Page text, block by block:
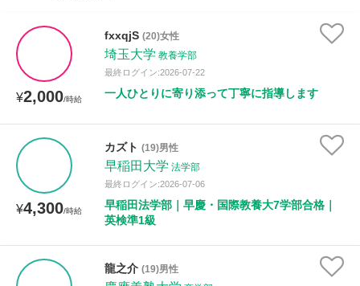
¥2,000/時給
fxxqjS (20)女性
埼玉大学 教養学部
最終ログイン:2026-07-22
一人ひとりに寄り添って丁寧に指導します
¥4,300/時給
カズト (19)男性
早稲田大学 法学部
最終ログイン:2026-07-06
早稲田法学部｜早慶・国際教養大7学部合格｜
英検準1級
龍之介 (19)男性